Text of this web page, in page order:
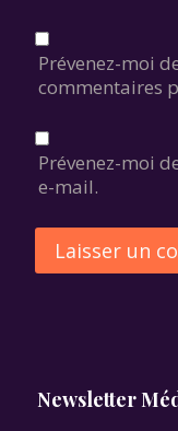
Prévenez-moi
commentaires
Prévenez-moi
e-mail.
Newsletter